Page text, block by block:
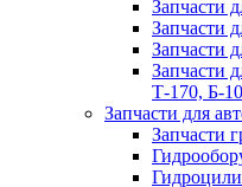
Запчасти
Запчасти
Запчасти
Запчасти
Т-170, Б-
Запчасти для
Запчасти